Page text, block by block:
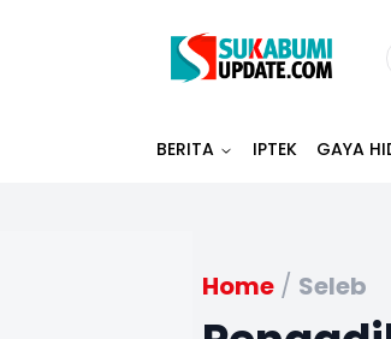
BERITA IPTEK GAYA
Home / Seleb